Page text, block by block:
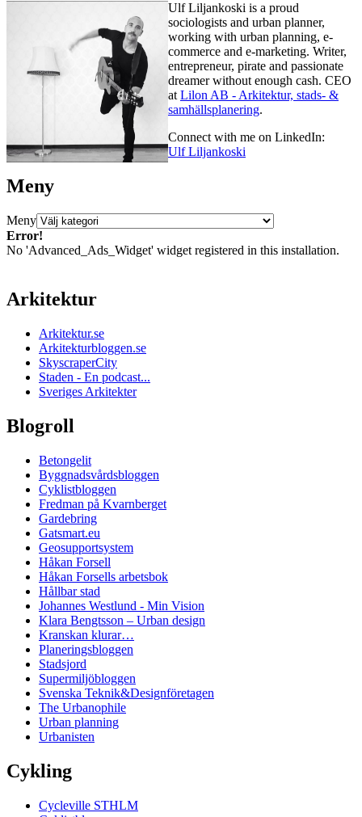
Ulf Liljankoski is a proud
sociologists and urban planner,
working with urban planning, e-
commerce and e-marketing. Writer,
entrepreneur, pirate and passionate
dreamer without enough cash. CEO
at Lilon AB - Arkitektur, stads- &
samhällsplanering.
Connect with me on LinkedIn:
Ulf Liljankoski
Meny
Meny
Error!
No 'Advanced_Ads_Widget' widget registered in this installation.
Arkitektur
Arkitektur.se
Arkitekturbloggen.se
SkyscraperCity
Staden - En podcast...
Sveriges Arkitekter
Blogroll
Betongelit
Byggnadsvårdsbloggen
Cyklistbloggen
Fredman på Kvarnberget
Gardebring
Gatsmart.eu
Geosupportsystem
Håkan Forsell
Håkan Forsells arbetsbok
Hållbar stad
Johannes Westlund - Min Vision
Klara Bengtsson – Urban design
Kranskan klurar…
Planeringsbloggen
Stadsjord
Supermiljöbloggen
Svenska Teknik&Designföretagen
The Urbanophile
Urban planning
Urbanisten
Cykling
Cycleville STHLM